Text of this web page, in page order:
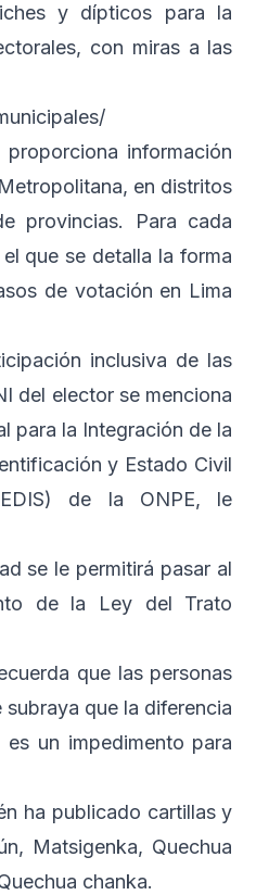
y dípticos para la
con miras a las
información
en distritos
provincias. Para cada
que se detalla la forma
de votación en Lima
inclusiva de las
del elector se menciona
para la Integración de la
y Estado Civil
de la ONPE, le
se le permitirá pasar al
de la Ley del Trato
que las personas
que la diferencia
un impedimento para
ha publicado cartillas y
Matsigenka, Quechua
chanka.